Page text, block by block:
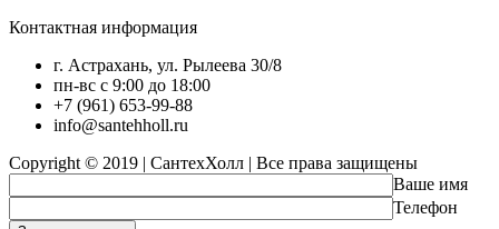
Контактная информация
г. Астрахань, ул. Рылеева 30/8
пн-вс с 9:00 до 18:00
+7 (961) 653-99-88
info@santehholl.ru
Copyright © 2019 | СантехХолл | Все права защищены
Ваше имя
Телефон